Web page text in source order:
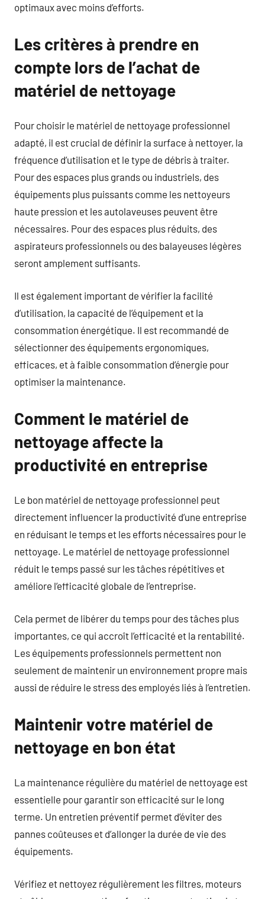
optimaux avec moins d’efforts.
Les critères à prendre en
compte lors de l’achat de
matériel de nettoyage
Pour choisir le matériel de nettoyage professionnel
adapté, il est crucial de définir la surface à nettoyer, la
fréquence d’utilisation et le type de débris à traiter.
Pour des espaces plus grands ou industriels, des
équipements plus puissants comme les nettoyeurs
haute pression et les autolaveuses peuvent être
nécessaires. Pour des espaces plus réduits, des
aspirateurs professionnels ou des balayeuses légères
seront amplement suffisants.
Il est également important de vérifier la facilité
d’utilisation, la capacité de l’équipement et la
consommation énergétique. Il est recommandé de
sélectionner des équipements ergonomiques,
efficaces, et à faible consommation d’énergie pour
optimiser la maintenance.
Comment le matériel de
nettoyage affecte la
productivité en entreprise
Le bon matériel de nettoyage professionnel peut
directement influencer la productivité d’une entreprise
en réduisant le temps et les efforts nécessaires pour le
nettoyage. Le matériel de nettoyage professionnel
réduit le temps passé sur les tâches répétitives et
améliore l’efficacité globale de l’entreprise.
Cela permet de libérer du temps pour des tâches plus
importantes, ce qui accroît l’efficacité et la rentabilité.
Les équipements professionnels permettent non
seulement de maintenir un environnement propre mais
aussi de réduire le stress des employés liés à l’entretien.
Maintenir votre matériel de
nettoyage en bon état
La maintenance régulière du matériel de nettoyage est
essentielle pour garantir son efficacité sur le long
terme. Un entretien préventif permet d’éviter des
pannes coûteuses et d’allonger la durée de vie des
équipements.
Vérifiez et nettoyez régulièrement les filtres, moteurs